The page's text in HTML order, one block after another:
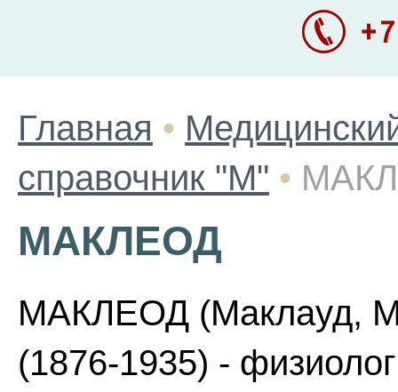
Главная •
справочник "М" •
МАКЛЕОД
МАКЛЕОД (Маклауд,
(1876-1935) -